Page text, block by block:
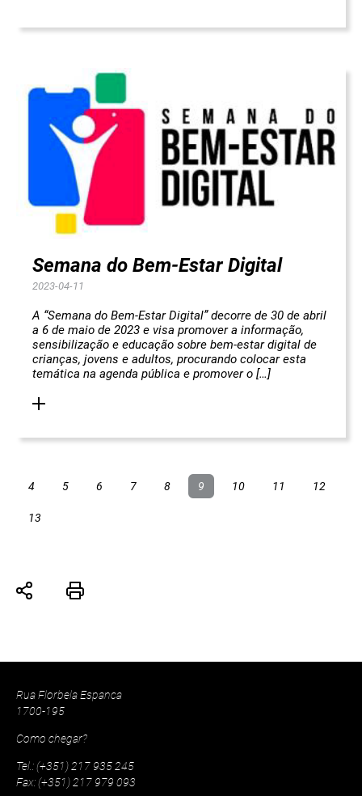
Semana do Bem-Estar Digital
2023-04-11
A “Semana do Bem-Estar Digital” decorre de 30 de abril
a 6 de maio de 2023 e visa promover a informação,
sensibilização e educação sobre bem-estar digital de
crianças, jovens e adultos, procurando colocar esta
temática na agenda pública e promover o […]
4 5 6 7 8 9 10 11 12
13
Rua Florbela Espanca
1700-195
Como chegar?
Tel.: (+351) 217 935 245
Fax: (+351) 217 979 093